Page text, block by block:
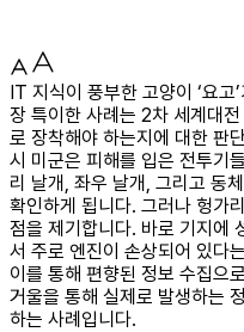
IT 지식이 풍부한 고양이 ‘요
장 특이한 사례는 2차 세계대
로 장착해야 하는지에 대한 판
시 미군은 피해를 입은 전투기
리 날개, 좌우 날개, 그리고 동
확인하게 됩니다. 그러나 헝가
점을 제기합니다. 바로 기지에
서 주로 엔진이 손상되어 있다
이를 통해 편향된 정보 수집으
거울을 통해 실제로 발생하는
하는 사례입니다.